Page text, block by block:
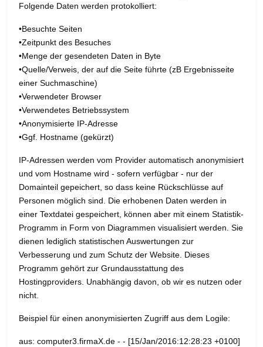
Folgende Daten werden protokolliert:
•Besuchte Seiten
•Zeitpunkt des Besuches
•Menge der gesendeten Daten in Byte
•Quelle/Verweis, der auf die Seite führte (zB Ergebnisseite
einer Suchmaschine)
•Verwendeter Browser
•Verwendetes Betriebssystem
•Anonymisierte IP-Adresse
•Ggf. Hostname (gekürzt)
IP-Adressen werden vom Provider automatisch anonymisiert
und vom Hostname wird - sofern verfügbar - nur der
Domainteil gepeichert, so dass keine Rückschlüsse auf
Personen möglich sind. Die erhobenen Daten werden in
einer Textdatei gespeichert, können aber mit einem Statistik-
Programm in Form von Diagrammen visualisiert werden. Sie
dienen lediglich statistischen Auswertungen zur
Verbesserung und zum Schutz der Website. Dieses
Programm gehört zur Grundausstattung des
Hostingproviders. Unabhängig davon, ob wir es nutzen oder
nicht.
Beispiel für einen anonymisierten Zugriff aus dem Logile:
aus: computer3.firmaX.de - - [15/Jan/2016:12:28:23 +0100]